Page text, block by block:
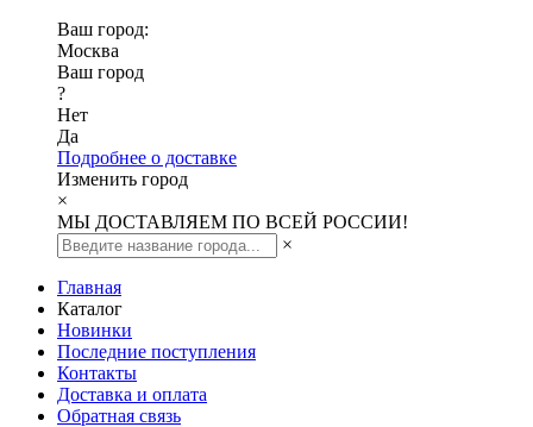
Ваш город:
Москва
Ваш город
?
Нет
Да
Подробнее о доставке
Изменить город
×
МЫ ДОСТАВЛЯЕМ ПО ВСЕЙ РОССИИ!
×
Главная
Каталог
Новинки
Последние поступления
Контакты
Доставка и оплата
Обратная связь